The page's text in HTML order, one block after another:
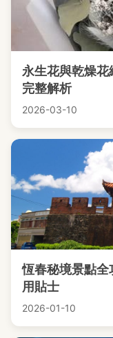
永生花與乾燥
完整解析
2026-03-10
恆春秘境景點
用貼士
2026-01-10